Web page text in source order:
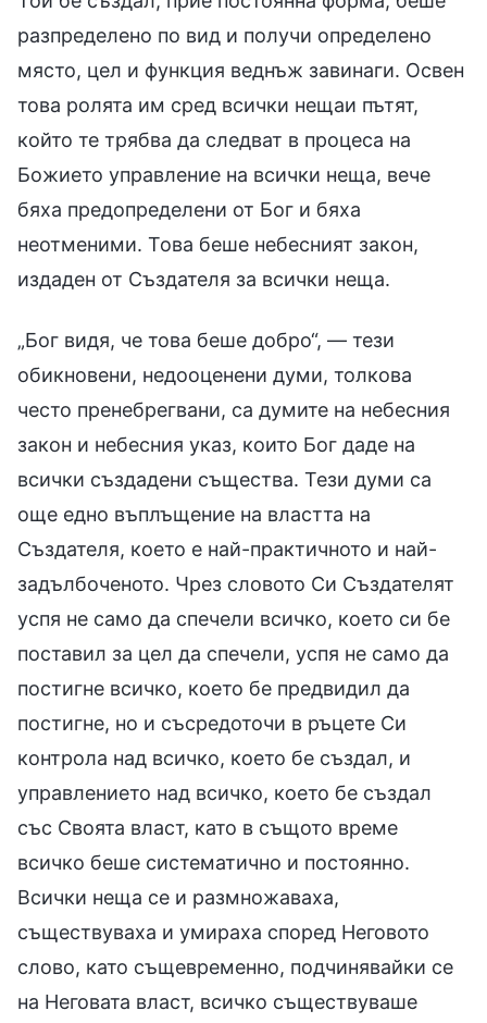
разпределено по вид и получи определено
място, цел и функция веднъж завинаги. Освен
това ролята им сред всички нещаи пътят,
който те трябва да следват в процеса на
Божието управление на всички неща, вече
бяха предопределени от Бог и бяха
неотменими. Това беше небесният закон,
издаден от Създателя за всички неща.
„Бог видя, че това беше добро“, — тези
обикновени, недооценени думи, толкова
често пренебрегвани, са думите на небесния
закон и небесния указ, които Бог даде на
всички създадени същества. Тези думи са
още едно въплъщение на властта на
Създателя, което е най-практичното и най-
задълбоченото. Чрез словото Си Създателят
успя не само да спечели всичко, което си бе
поставил за цел да спечели, успя не само да
постигне всичко, което бе предвидил да
постигне, но и съсредоточи в ръцете Си
контрола над всичко, което бе създал, и
управлението над всичко, което бе създал
със Своята власт, като в същото време
всичко беше систематично и постоянно.
Всички неща се и размножаваха,
съществуваха и умираха според Неговото
слово, като същевременно, подчинявайки се
на Неговата власт, всичко съществуваше